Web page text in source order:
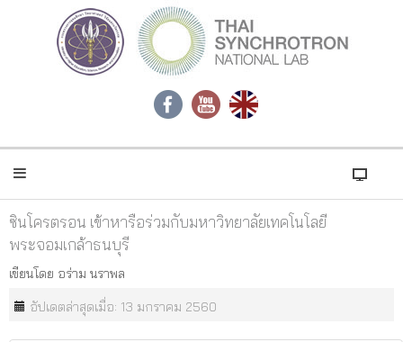
ซินโครตรอน เข้าหารือร่วมกับมหาวิทยาลัยเทคโนโลยี
พระจอมเกล้าธนบุรี
เขียนโดย อร่าม นราพล
อัปเดตล่าสุดเมื่อ: 13 มกราคม 2560